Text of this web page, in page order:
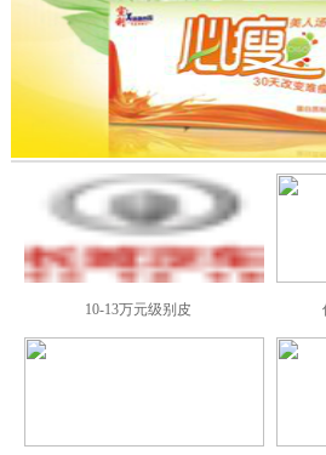
10-13万元级别皮